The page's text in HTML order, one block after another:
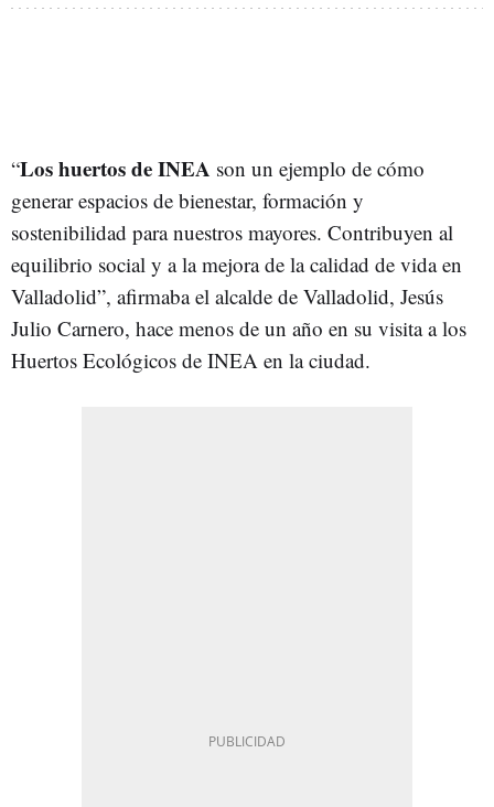
“Los huertos de INEA son un ejemplo de cómo
generar espacios de bienestar, formación y
sostenibilidad para nuestros mayores. Contribuyen al
equilibrio social y a la mejora de la calidad de vida en
Valladolid”, afirmaba el alcalde de Valladolid, Jesús
Julio Carnero, hace menos de un año en su visita a los
Huertos Ecológicos de INEA en la ciudad.